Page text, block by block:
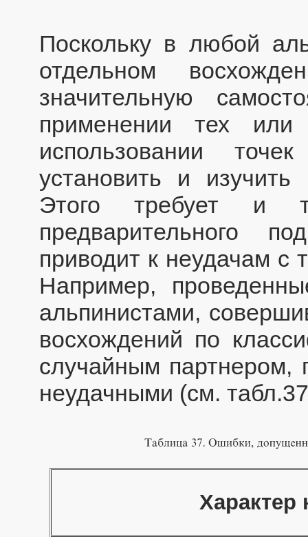
Поскольку в любой
отдельном
значительную
применении тех или
использовании
установить и изучить
Этого требует и
предварительного
приводит к неудачам с
Например,
альпинистами,
восхождений по
случайным партнером,
неудачными (см.
Характер